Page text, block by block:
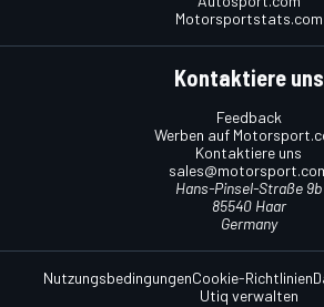
Motorsportstats.com
Kontaktiere uns
Feedback
Werben auf
Kontaktiere uns
Hans-Pinsel-Straße 9b
85540 Haar
Germany
NutzungsbedingungenCookie-Richtlinien
Utiq verwalten